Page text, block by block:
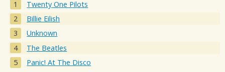
Twenty One Pilots
Billie Eilish
Unknown
The Beatles
Panic! At The Disco